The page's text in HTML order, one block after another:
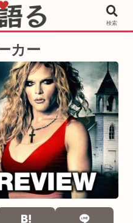
ならサブスクリプション
カー
検索